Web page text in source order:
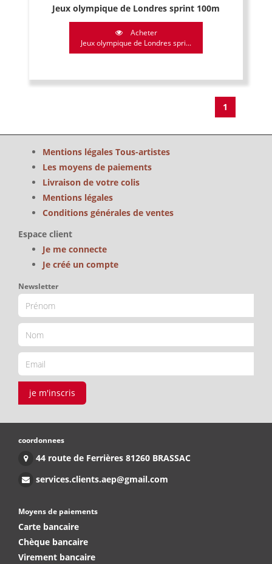
Jeux olympique de Londres sprint 100m
Acheter
Jeux olympique de Londres spri...
1
Mentions légales Tous-artistes
Les moyens de paiements
Livraison de votre colis
Mentions légales
Conditions générales de ventes
Espace client
Je me connecte
Je créé un compte
Newsletter
je m'inscris
coordonnees
44 route de Ferrières 81260 BRASSAC
services.clients.aep@gmail.com
Moyens de paiements
Carte bancaire
Chèque bancaire
Virement bancaire